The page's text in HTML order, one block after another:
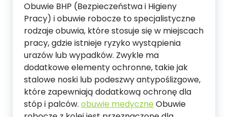
Obuwie BHP (Bezpieczeństwa i Higieny
Pracy) i obuwie robocze to specjalistyczne
rodzaje obuwia, które stosuje się w miejscach
pracy, gdzie istnieje ryzyko wystąpienia
urazów lub wypadków. Zwykle ma
dodatkowe elementy ochronne, takie jak
stalowe noski lub podeszwy antypoślizgowe,
które zapewniają dodatkową ochronę dla
stóp i palców. obuwie medyczneObuwie